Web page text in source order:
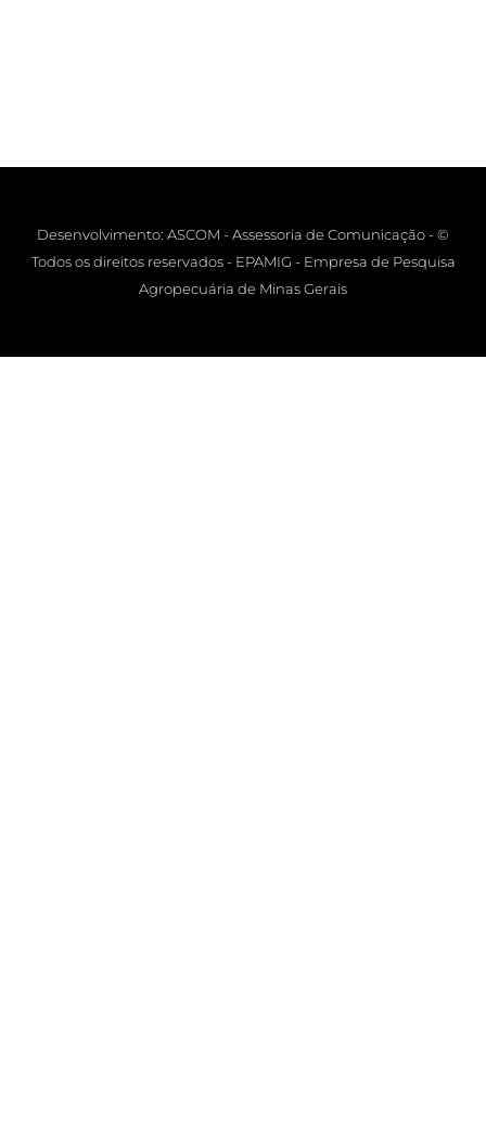
Desenvolvimento: ASCOM - Assessoria de Comunicação - ©
Todos os direitos reservados - EPAMIG - Empresa de Pesquisa
Agropecuária de Minas Gerais